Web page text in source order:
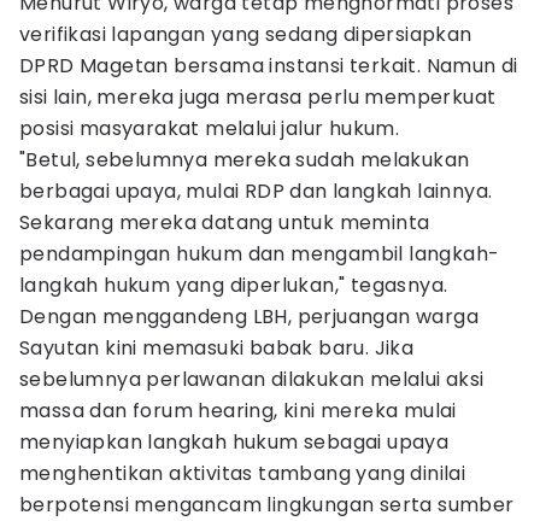
verifikasi lapangan yang sedang dipersiapkan
DPRD Magetan bersama instansi terkait. Namun di
sisi lain, mereka juga merasa perlu memperkuat
posisi masyarakat melalui jalur hukum.
"Betul, sebelumnya mereka sudah melakukan
berbagai upaya, mulai RDP dan langkah lainnya.
Sekarang mereka datang untuk meminta
pendampingan hukum dan mengambil langkah-
langkah hukum yang diperlukan," tegasnya.
Dengan menggandeng LBH, perjuangan warga
Sayutan kini memasuki babak baru. Jika
sebelumnya perlawanan dilakukan melalui aksi
massa dan forum hearing, kini mereka mulai
menyiapkan langkah hukum sebagai upaya
menghentikan aktivitas tambang yang dinilai
berpotensi mengancam lingkungan serta sumber